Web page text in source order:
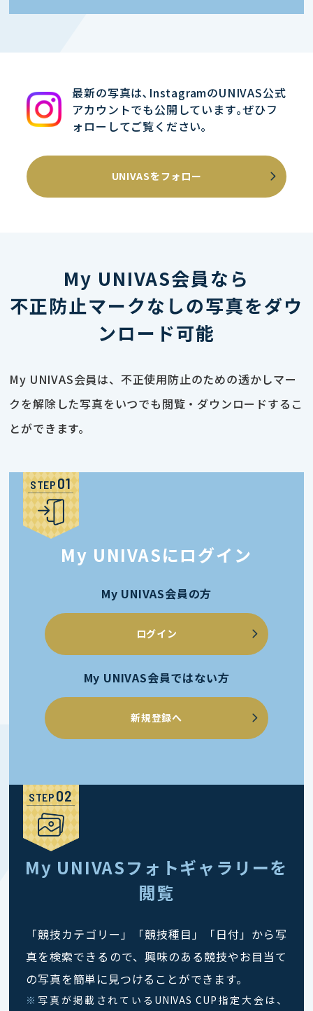
最新の写真は､InstagramのUNIVAS公式
アカウントでも公開しています｡ぜひフ
ォローしてご覧ください｡
UNIVASをフォロー
My UNIVAS会員なら
不正防止マークなしの写真をダウ
ンロード可能
My UNIVAS会員は、不正使用防止のための透かしマー
クを解除した写真をいつでも閲覧・ダウンロードするこ
とができます。
STEP
My UNIVASにログイン
My UNIVAS会員の方
ログイン
My UNIVAS会員ではない方
新規登録へ
STEP
My UNIVASフォトギャラリーを
閲覧
「競技カテゴリー」「競技種目」「日付」から写
真を検索できるので、興味のある競技やお目当て
の写真を簡単に見つけることができます。
※ 写真が掲載されているUNIVAS CUP指定大会は、